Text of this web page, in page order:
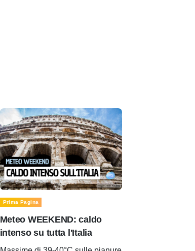
Prima Pagina
Meteo WEEKEND: caldo
intenso su tutta l'Italia